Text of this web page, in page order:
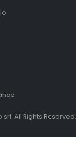
All Rights Reserved.